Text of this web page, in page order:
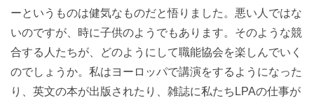
ーというものは健気なものだと悟りました。悪い人ではな
いのですが、時に子供のようでもあります。そのような競
合する人たちが、どのようにして職能協会を楽しんでいく
のでしょうか。私はヨーロッパで講演をするようになった
り、英文の本が出版されたり、雑誌に私たちLPAの仕事が